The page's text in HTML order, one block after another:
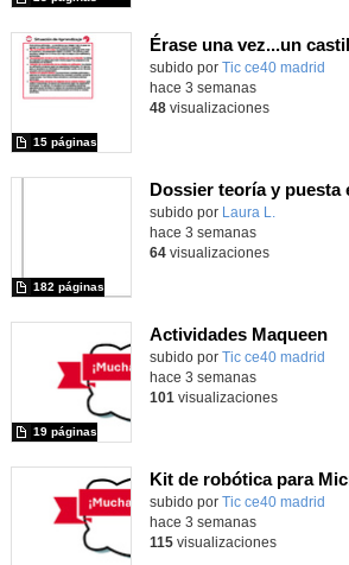
Érase una vez...un
subido por Tic ce40 madrid
15 páginas
hace 3 semanas
48visualizaciones
Contenido educativo.
subido por Laura L.
182 páginas
hace 3 semanas
64visualizaciones
Actividades Maqueen
Contenido educativo.
subido por Tic ce40 madrid
19 páginas
hace 3 semanas
101 visualizaciones
Kit de robótica para
Contenido educativo.
subido por Tic ce40 madrid
hace 3 semanas
115visualizaciones